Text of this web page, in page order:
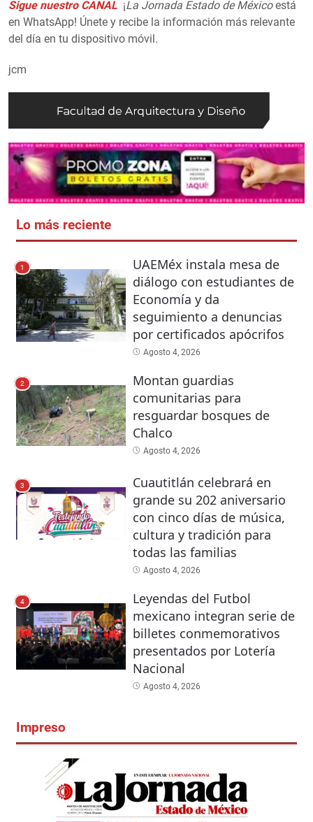
Sigue nuestro CANAL ¡La Jornada Estado de Méxicoestá
en WhatsApp! Únete y recibe la información más relevante
del día en tu dispositivo móvil.
jcm
Lo más reciente
1
UAEMéx instala mesa de
diálogo con estudiantes de
Economía y da
seguimiento a denuncias
por certificados apócrifos
Agosto 4, 2026
2
Montan guardias
comunitarias para
resguardar bosques de
Chalco
Agosto 4, 2026
3
Cuautitlán celebrará en
grande su 202 aniversario
con cinco días de música,
cultura y tradición para
todas las familias
Agosto 4, 2026
4
Leyendas del Futbol
mexicano integran serie de
billetes conmemorativos
presentados por Lotería
Nacional
Agosto 4, 2026
Impreso